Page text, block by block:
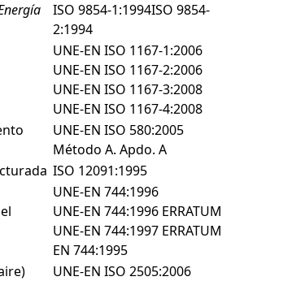
ISO 9854-1:1994ISO 9854-
2:1994
UNE-EN ISO 1167-1:2006
UNE-EN ISO 1167-2:2006
UNE-EN ISO 1167-3:2008
UNE-EN ISO 1167-4:2008
UNE-EN ISO 580:2005
Método A. Apdo. A
ISO 12091:1995
UNE-EN 744:1996
UNE-EN 744:1996 ERRATUM
UNE-EN 744:1997 ERRATUM
EN 744:1995
UNE-EN ISO 2505:2006